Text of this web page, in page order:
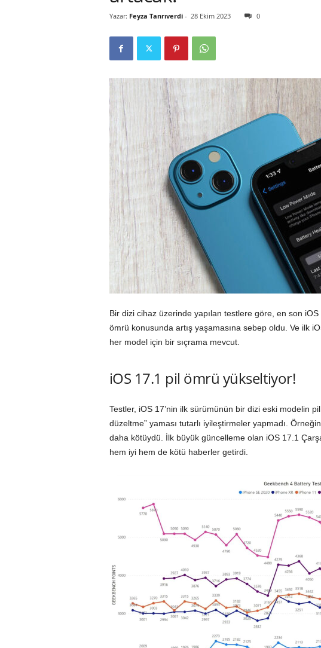
i
m
a
Yazar: Feyza Tanrıverdi- 28 Ekim 2023 0
Bir dizi cihaz üzerinde yapılan testlere göre, en son
ömrü konusunda artış yaşamasına sebep oldu. Ve ilk
her model için bir sıçrama mevcut.
iOS 17.1 pil ömrü yükseltiyor!
Testler, iOS 17’nin ilk sürümünün bir dizi eski modelin
düzeltme” yaması tutarlı iyileştirmeler yapmadı.
daha kötüydü. İlk büyük güncelleme olan iOS 17.1
hem iyi hem de kötü haberler getirdi.